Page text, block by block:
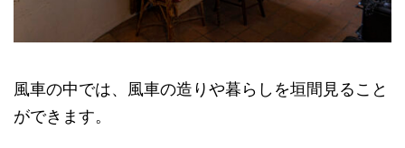
風車の中では、風車の造りや暮らしを垣間見ること
ができます。